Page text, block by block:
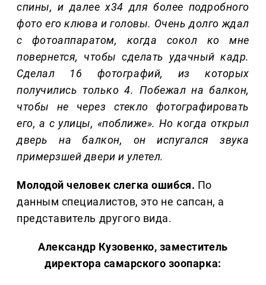
спины, и далее х34 для более подробного
фото его клюва и головы. Очень долго ждал
с фотоаппаратом, когда сокол ко мне
повернется, чтобы сделать удачный кадр.
Сделал 16 фотографий, из которых
получились только 4. Побежал на балкон,
чтобы не через стекло фотографировать
его, а с улицы, «поближе». Но когда открыл
дверь на балкон, он испугался звука
примерзшей двери и улетел.
Молодой человек слегка ошибся. По
данным специалистов, это не сапсан, а
представитель другого вида.
Александр Кузовенко, заместитель
директора самарского зоопарка: